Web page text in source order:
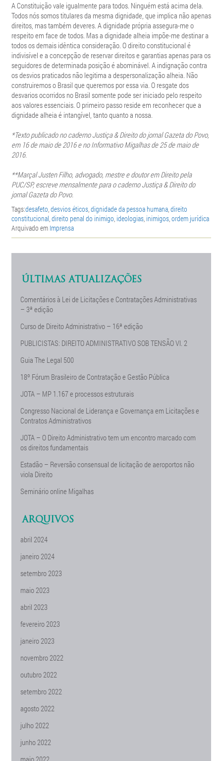
A Constituição vale igualmente para todos. Ninguém está acima dela.
Todos nós somos titulares da mesma dignidade, que implica não apenas
direitos, mas também deveres. A dignidade própria assegura-me o
respeito em face de todos. Mas a dignidade alheia impõe-me destinar a
todos os demais idêntica consideração. O direito constitucional é
indivisível e a concepção de reservar direitos e garantias apenas para os
seguidores de determinada posição é abominável. A indignação contra
os desvios praticados não legitima a despersonalização alheia. Não
construiremos o Brasil que queremos por essa via. O resgate dos
desvarios ocorridos no Brasil somente pode ser iniciado pelo respeito
aos valores essenciais. O primeiro passo reside em reconhecer que a
dignidade alheia é intangível, tanto quanto a nossa.
*Texto publicado no cadernoJustiça & Direito do jornal Gazeta do Povo,
em 16 de maio de 2016 e noInformativo Migalhas de 25 de maio de
2016.
**Marçal Justen Filho, advogado, mestre e doutor em Direito pela
PUC/SP, escreve mensalmente para o caderno Justiça & Direito do
jornal Gazeta do Povo.
Tags:desafeto,desvios éticos,dignidade da pessoa humana,direito
constitucional,direito penal do inimigo, ideologias, inimigos,ordem jurídica
Arquivado em Imprensa
ÚLTIMAS ATUALIZAÇÕES
Comentários à Lei de Licitações e Contratações Administrativas
– 3ª edição
Curso de Direito Administrativo – 16ª edição
PUBLICISTAS: DIREITO ADMINISTRATIVO SOB TENSÃO Vl. 2
Guia The Legal 500
18º Fórum Brasileiro de Contratação e Gestão Pública
JOTA – MP 1.167 e processos estruturais
Congresso Nacional de Liderança e Governança em Licitações e
Contratos Administrativos
JOTA – O Direito Administrativo tem um encontro marcado com
os direitos fundamentais
Estadão – Reversão consensual de licitação de aeroportos não
viola Direito
Seminário online Migalhas
ARQUIVOS
abril 2024
janeiro 2024
setembro 2023
maio 2023
abril 2023
fevereiro 2023
janeiro 2023
novembro 2022
outubro 2022
setembro 2022
agosto 2022
julho 2022
junho 2022
maio 2022